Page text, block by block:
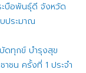
บือพันธุ์ดี จังหวัด
ประมาณ
ดทุกข์ บำรุงสุข
าชน ครั้งที่ 1 ประจำ